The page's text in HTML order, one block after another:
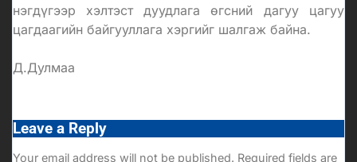
нэгдүгээр хэлтэст дуудлага өгсний дагуу цагуу
цагдаагийн байгууллага хэргийг шалгаж байна.
Д.Дулмаа
Leave a Reply
Your email address will not be published. Required fields are